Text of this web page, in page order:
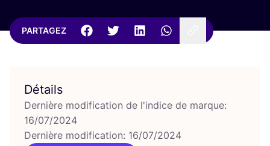
PARTAGEZ
Détails
Dernière modification de l'indice de marque:
16/07/2024
Dernière modification: 16/07/2024